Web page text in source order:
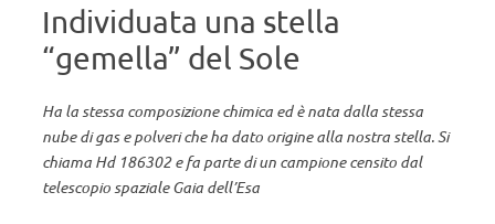
Individuata una stella
“gemella” del Sole
Ha la stessa composizione chimica ed è nata dalla stessa
nube di gas e polveri che ha dato origine alla nostra stella. Si
chiama Hd 186302 e fa parte di un campione censito dal
telescopio spaziale Gaia dell’Esa